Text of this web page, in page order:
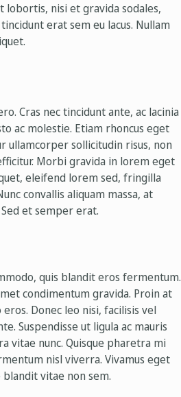
nisi et gravida sodales,
erat sem eu lacus. Nullam
Cras nec tincidunt ante, ac lacinia
ac molestie. Etiam rhoncus eget
ullamcorper sollicitudin risus, non
Morbi gravida in lorem eget
eleifend lorem sed, fringilla
convallis aliquam massa, at
et semper erat.
quis blandit eros fermentum.
condimentum gravida. Proin at
Donec leo nisi, facilisis vel
Suspendisse ut ligula ac mauris
vitae nunc. Quisque pharetra mi
nisl viverra. Vivamus eget
vitae non sem.